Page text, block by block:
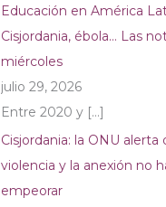
Educación en América
Cisjordania, ébola… Las
miércoles
julio 29, 2026
Entre 2020 y […]
Cisjordania: la ONU alerta
violencia y la anexión no
empeorar